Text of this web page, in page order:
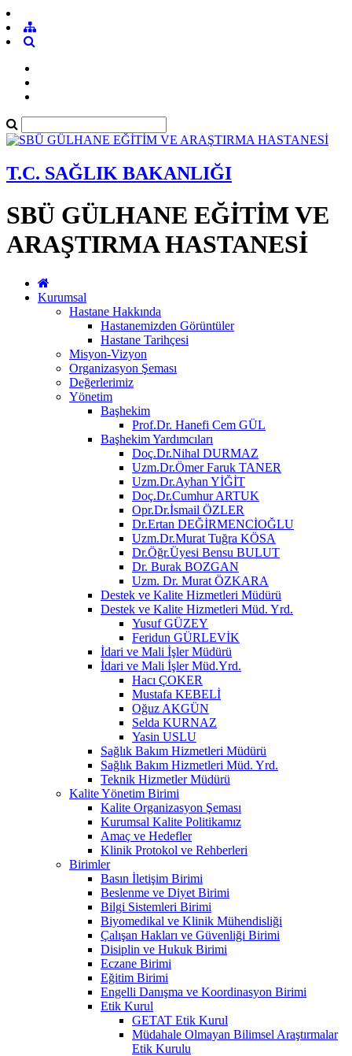
T.C. SAĞLIK BAKANLIĞI
SBÜ GÜLHANE EĞİTİM VE
ARAŞTIRMA HASTANESİ
Kurumsal
Hastane Hakkında
Hastanemizden Görüntüler
Hastane Tarihçesi
Misyon-Vizyon
Organizasyon Şeması
Değerlerimiz
Yönetim
Başhekim
Prof.Dr. Hanefi Cem GÜL
Başhekim Yardımcıları
Doç.Dr.Nihal DURMAZ
Uzm.Dr.Ömer Faruk TANER
Uzm.Dr.Ayhan YİĞİT
Doç.Dr.Cumhur ARTUK
Opr.Dr.İsmail ÖZLER
Dr.Ertan DEĞİRMENCİOĞLU
Uzm.Dr.Murat Tuğra KÖSA
Dr.Öğr.Üyesi Bensu BULUT
Dr. Burak BOZGAN
Uzm. Dr. Murat ÖZKARA
Destek ve Kalite Hizmetleri Müdürü
Destek ve Kalite Hizmetleri Müd. Yrd.
Yusuf GÜZEY
Feridun GÜRLEVİK
İdari ve Mali İşler Müdürü
İdari ve Mali İşler Müd.Yrd.
Hacı ÇOKER
Mustafa KEBELİ
Oğuz AKGÜN
Selda KURNAZ
Yasin USLU
Sağlık Bakım Hizmetleri Müdürü
Sağlık Bakım Hizmetleri Müd. Yrd.
Teknik Hizmetler Müdürü
Kalite Yönetim Birimi
Kalite Organizasyon Şeması
Kurumsal Kalite Politikamız
Amaç ve Hedefler
Klinik Protokol ve Rehberleri
Birimler
Basın İletişim Birimi
Beslenme ve Diyet Birimi
Bilgi Sistemleri Birimi
Biyomedikal ve Klinik Mühendisliği
Çalışan Hakları ve Güvenliği Birimi
Disiplin ve Hukuk Birimi
Eczane Birimi
Eğitim Birimi
Engelli Danışma ve Koordinasyon Birimi
Etik Kurul
GETAT Etik Kurul
Müdahale Olmayan Bilimsel Araştırmalar
Etik Kurulu